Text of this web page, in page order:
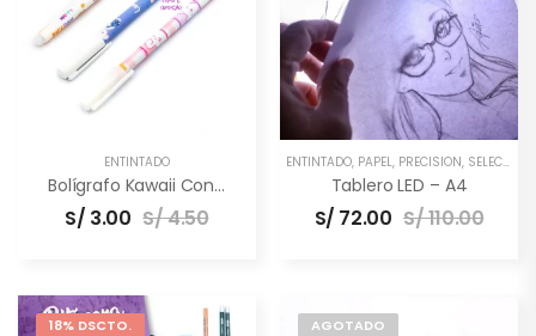
ENTINTADO
Bolígrafo Kawaii Con Tinta Borrable
S/ 3.00 S/4.50
ENTINTADO, PAPEL, PRECISIÓN, SELECTOS
Tablero LED – A4
S/ 72.00 S/110.00
18% DSCTO.
AGOTADO